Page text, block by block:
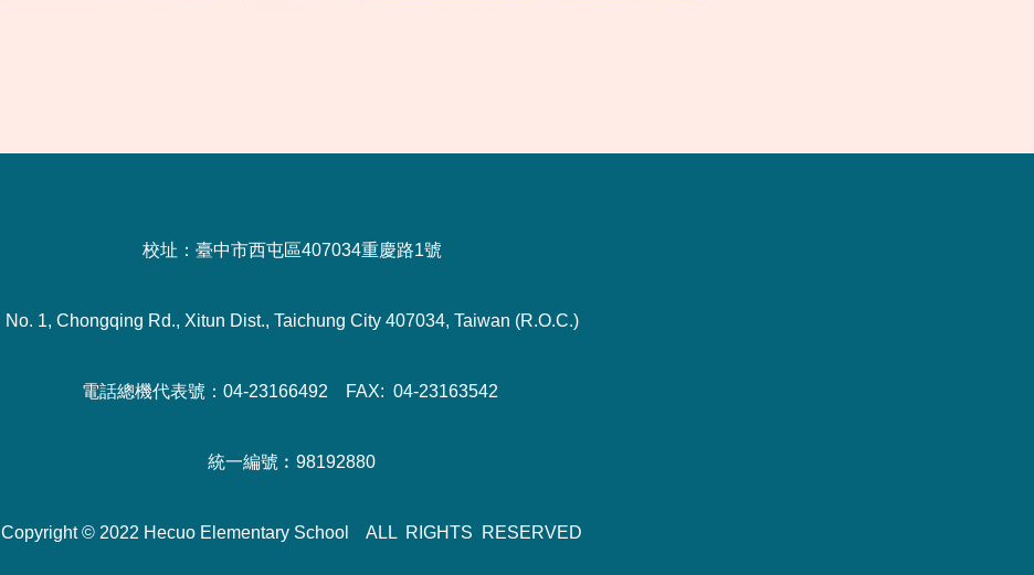
校址：臺中市西屯區407034重慶路1號
No. 1, Chongqing Rd., Xitun Dist., Taichung City 407034, Taiwan (R.O.C.)
電話總機代表號：04-23166492 FAX: 04-23163542
統一編號︰98192880
Copyright © 2022 Hecuo Elementary School ALL RIGHTS RESERVED